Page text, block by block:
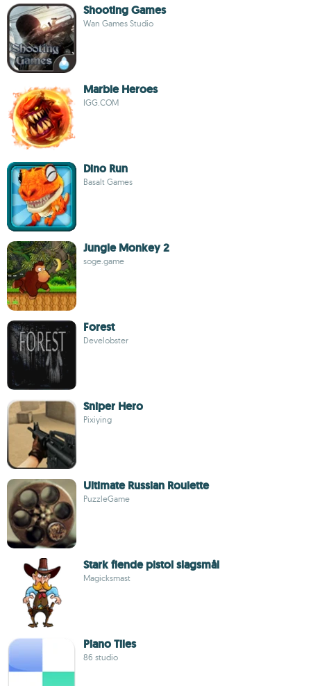
Shooting Games
Wan Games Studio
Marble Heroes
IGG.COM
Dino Run
Basalt Games
Jungle Monkey 2
soge.game
Forest
Develobster
Sniper Hero
Pixiying
Ultimate Russian Roulette
PuzzleGame
Stark fiende pistol slagsmål
Magicksmast
Piano Tiles
86 studio